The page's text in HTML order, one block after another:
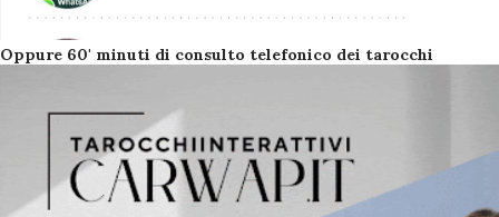
Oppure 60' minuti di consulto telefonico dei tarocchi